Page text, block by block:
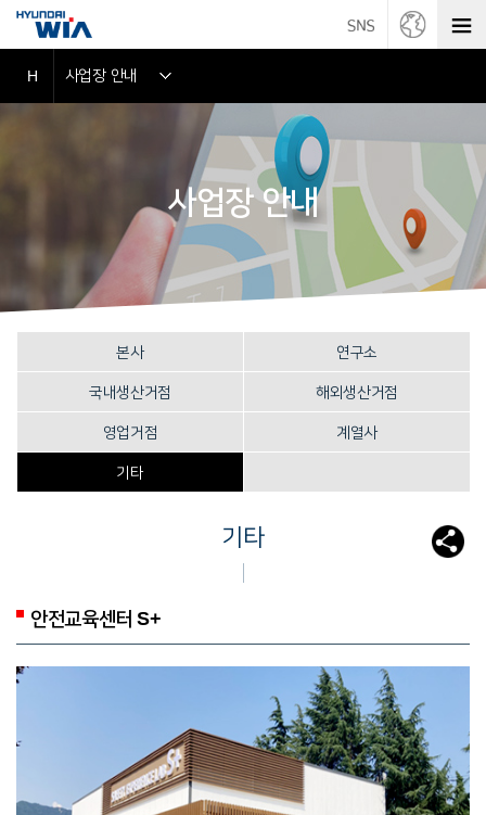
사업장 안내
H 사업장 안내
본사 연구소
국내생산거점 해외생산거점
영업거점 계열사
기타
기타
안전교육센터 S+